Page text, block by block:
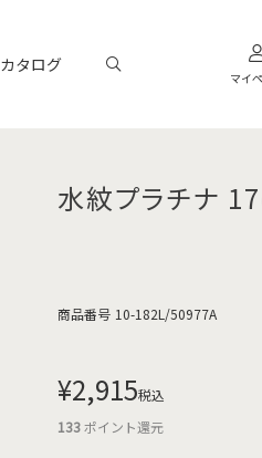
カタログ
マイ
水紋プラチナ
商品番号 10-182L/50977A
¥2,915税込
133ポイント還元